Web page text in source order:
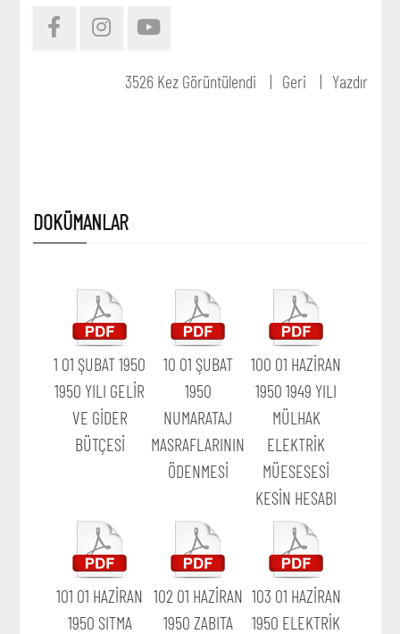
3526 Kez Görüntülendi Geri Yazdır
DOKÜMANLAR
1 01 ŞUBAT 1950
1950 YILI GELİR
VE GİDER
BÜTÇESİ
10 01 ŞUBAT
1950
NUMARATAJ
MASRAFLARININ
ÖDENMESİ
100 01 HAZİRAN
1950 1949 YILI
MÜLHAK
ELEKTRİK
MÜESESESİ
KESİN HESABI
101 01 HAZİRAN
1950 SITMA
102 01 HAZİRAN
1950 ZABITA
103 01 HAZİRAN
1950 ELEKTRİK